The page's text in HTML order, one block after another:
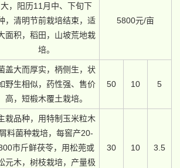
大，阳历11月中、下旬下
，清明节前栽培结束，适
面积，稻田，山坡荒地栽
培。
5800元/亩
盖大而厚实，柄侧生，状
野生相似，药性强、售价
高，短椴木覆土栽培。
50 10 5
栽品种，用特制玉米粒木
屑料菌种栽培，每窖产20-
市斤鲜茯苓，用松蔸或
元木，树枝栽培，产量极
30 10 3.5